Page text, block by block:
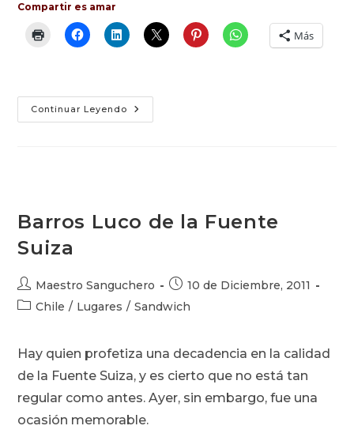
Compartir es amar
Más
Continuar Leyendo Mechada
Luco
Barros Luco de la Fuente
Suiza
Autor
de
Maestro Sanguchero
Publicación
de
10 de Diciembre, 2011
Categoría
entrada:
Chile / Lugares / Sandwich
Hay quien profetiza una decadencia en la calidad
de la Fuente Suiza, y es cierto que no está tan
regular como antes. Ayer, sin embargo, fue una
ocasión memorable.